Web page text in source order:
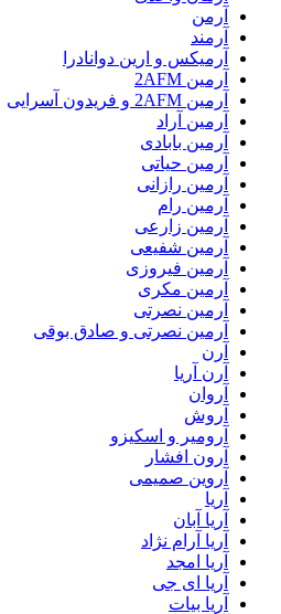
آرمن
آرمند
آرمیکس و ارین دوانادرا
آرمین 2AFM
آرمین 2AFM و فریدون آسرایی
آرمین آراد
آرمین بابادی
آرمین حیاتی
آرمین رازانی
آرمین رام
آرمین زارعی
آرمین شفیعی
آرمین فیروزی
آرمین مکری
آرمین نصرتی
آرمین نصرتی و صادق بوقی
آرن
آرن آریا
آروان
آروش
آرومیر و اسکیزو
آرون افشار
آروین صمیمی
آریا
آریا آبان
آریا آرام نژاد
آریا امجد
آریا ای جی
آریا بیات